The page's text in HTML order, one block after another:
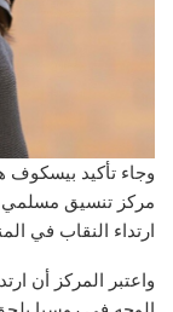
وجاء تأكيد بيسكوف
مركز تنسيق مسلمي
ارتداء النقاب في
واعتبر المركز أن